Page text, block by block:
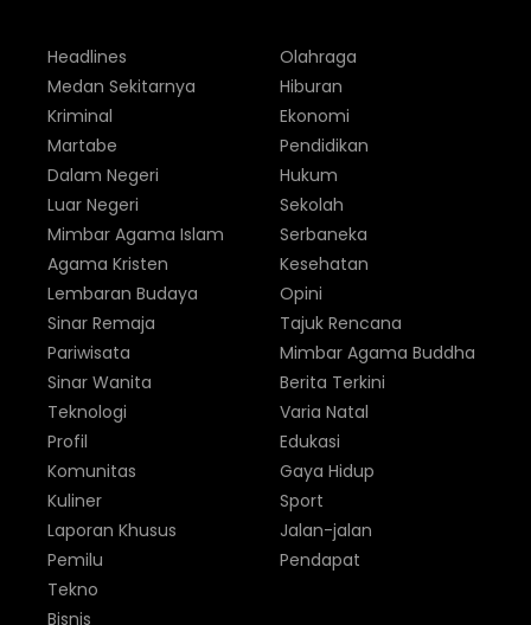
Headlines
Medan Sekitarnya
Kriminal
Martabe
Dalam Negeri
Luar Negeri
Olahraga
Hiburan
Ekonomi
Pendidikan
Hukum
Sekolah
Mimbar Agama Islam
Agama Kristen
Lembaran Budaya
Sinar Remaja
Pariwisata
Sinar Wanita
Serbaneka
Kesehatan
Opini
Tajuk Rencana
Mimbar Agama Buddha
Berita Terkini
Teknologi
Profil
Komunitas
Kuliner
Laporan Khusus
Pemilu
Varia Natal
Edukasi
Gaya Hidup
Sport
Jalan-jalan
Pendapat
Tekno
Bisnis